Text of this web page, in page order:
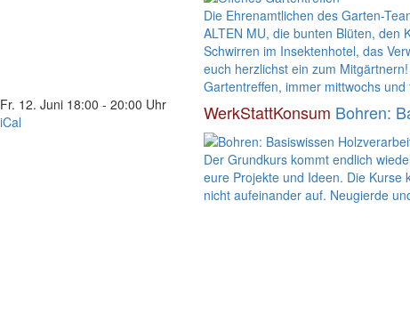
Die Ehrenamtlichen des Garten-
ALTEN MU, die bunten Blüten, den
Schwirren im Insektenhotel, das
euch herzlichst ein zum
Gartentreffen, immer mittwochs
Fr. 12. Juni 18:00 - 20:00 Uhr
iCal
WerkStattKonsum Bohren:
Der Grundkurs kommt endlich
eure Projekte und Ideen. Die Kurse
nicht aufeinander auf. Neugierde